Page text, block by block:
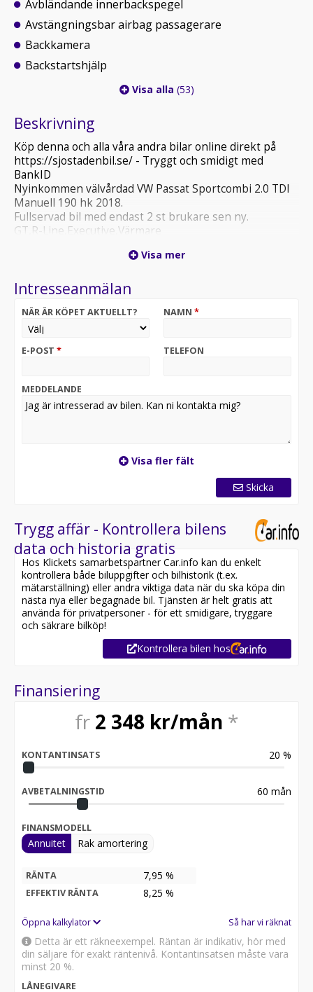
Avbländande innerbackspegel
Avstängningsbar airbag passagerare
Backkamera
Backstartshjälp
Visa alla (53)
Beskrivning
Köp denna och alla våra andra bilar online direkt på
https://sjostadenbil.se/ - Tryggt och smidigt med
BankID
Nyinkommen välvårdad VW Passat Sportcombi 2.0 TDI
Manuell 190 hk 2018.
Fullservad bil med endast 2 st brukare sen ny.
GT,R-Line,Executive,Värmare
Fram/Bak,Backkamera,Mirror Link,App Connect,m.m
Visa mer
Intresseanmälan
NÄR ÄR KÖPET AKTUELLT? NAMN *
E-POST * TELEFON
MEDDELANDE
Visa fler fält
Skicka
Trygg affär - Kontrollera bilens
data och historia gratis
Hos Klickets samarbetspartner Car.info kan du enkelt
kontrollera både biluppgifter och bilhistorik (t.ex.
mätarställning) eller andra viktiga data när du ska köpa din
nästa nya eller begagnade bil. Tjänsten är helt gratis att
använda för privatpersoner - för ett smidigare, tryggare
och säkrare bilköp!
Kontrollera bilen hos
Finansiering
fr 2 348 kr/mån *
KONTANTINSATS 20 %
AVBETALNINGSTID 60 mån
FINANSMODELL
Annuitet Rak amortering
RÄNTA 7,95 %
EFFEKTIV RÄNTA 8,25 %
Öppna kalkylator Så har vi räknat
Detta är ett räkneexempel. Räntan är indikativ, hör med
din säljare för exakt räntenivå. Kontantinsatsen måste vara
minst 20 %.
LÅNEGIVARE